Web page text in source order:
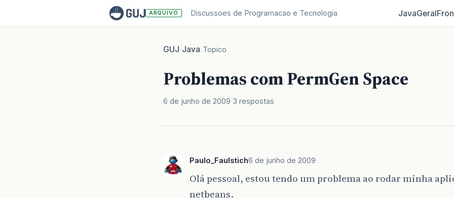
ARQUIVO Discussoes de Programacao e Tecnologia JavaGeral
GUJ/Java/Topico
Problemas com PermGen Space
6 de junho de 2009 3 respostas
Paulo_Faulstich6 de junho de 2009
Olá pessoal, estou tendo um problema ao rodar minha
netbeans.